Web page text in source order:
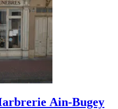
Ain-Bugey